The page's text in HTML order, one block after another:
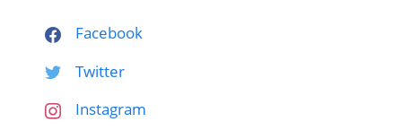
Facebook
Twitter
Instagram